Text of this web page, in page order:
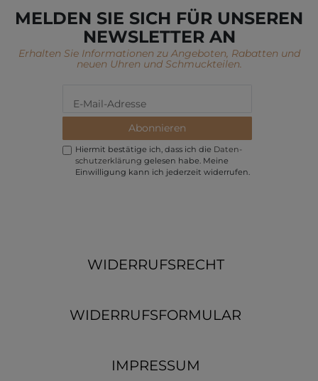
MELDEN SIE SICH FÜR UNSEREN
NEWSLETTER AN
Erhalten Sie Informationen zu Angeboten, Rabatten und
neuen Uhren und Schmuckteilen.
Abonnieren
Hiermit bestätige ich, dass ich die Daten­
schutz­erklärung gelesen habe. Meine
Einwilligung kann ich jederzeit widerrufen.
WIDERRUFSRECHT
WIDERRUFSFORMULAR
IMPRESSUM